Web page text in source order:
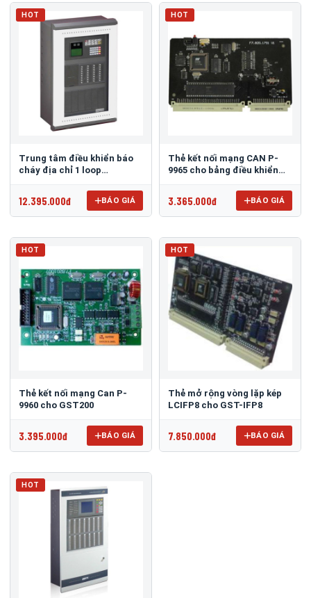
HOT
Trung tâm điều khiển báo
cháy địa chỉ 1 loop
12.395.000đ BÁO GIÁ
HOT
Thẻ kết nối mạng CAN P-
9965 cho bảng điều khiển
3.365.000đ BÁO GIÁ
HOT
Thẻ kết nối mạng Can P-
9960 cho GST200
3.395.000đ BÁO GIÁ
HOT
Thẻ mở rộng vòng lặp kép
LCIFP8 cho GST-IFP8
7.850.000đ BÁO GIÁ
HOT